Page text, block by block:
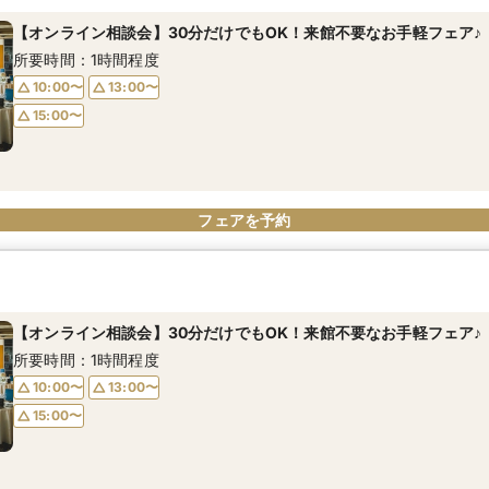
19:00〜 20:00〜
10:00〜
13:00〜
15:00〜
【オンライン相談会】30分だけでもOK！来館不要なお手軽フェア♪
所要時間：1時間程度
10:00〜
13:00〜
15:00〜
フェアを予約
【オンライン相談会】30分だけでもOK！来館不要なお手軽フェア♪
所要時間：1時間程度
10:00〜
13:00〜
15:00〜